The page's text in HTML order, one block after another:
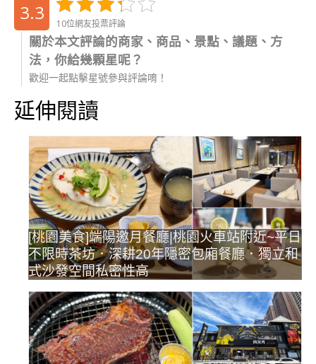
3.3 10位網友投票評論
關於本文評論的商家、商品、景點、議題、方
法，你給幾顆星呢？
歡迎一起點擊星號參與評論唷！
延伸閱讀
[桃園美食]端陽邀月餐廳|桃園火車站附近~平日
不限時茶坊．深耕20年隱密包廂餐廳．獨立和
式沙發空間私密性高